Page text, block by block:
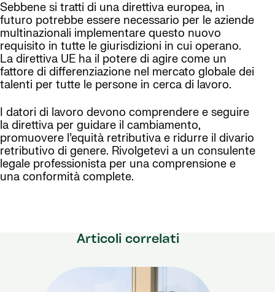
Sebbene si tratti di una direttiva europea, in
futuro potrebbe essere necessario per le aziende
multinazionali implementare questo nuovo
requisito in tutte le giurisdizioni in cui operano.
La direttiva UE ha il potere di agire come un
fattore di differenziazione nel mercato globale dei
talenti per tutte le persone in cerca di lavoro.
I datori di lavoro devono comprendere e seguire
la direttiva per guidare il cambiamento,
promuovere l’equità retributiva e ridurre il divario
retributivo di genere. Rivolgetevi a un consulente
legale professionista per una comprensione e
una conformità complete.
Articoli correlati